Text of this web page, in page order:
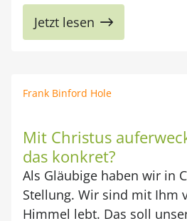
Jetzt lesen
Frank Binford Hole
Mit Christus
das konkret?
Als Gläubige haben wir in
Stellung. Wir sind mit Ihm
Himmel lebt. Das soll